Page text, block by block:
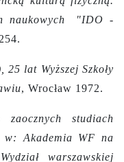
naukowych
"IDO -
25 lat Wyższej Szkoły
, Wrocław 1972.
studiach
Akademia WF na
warszawskiej